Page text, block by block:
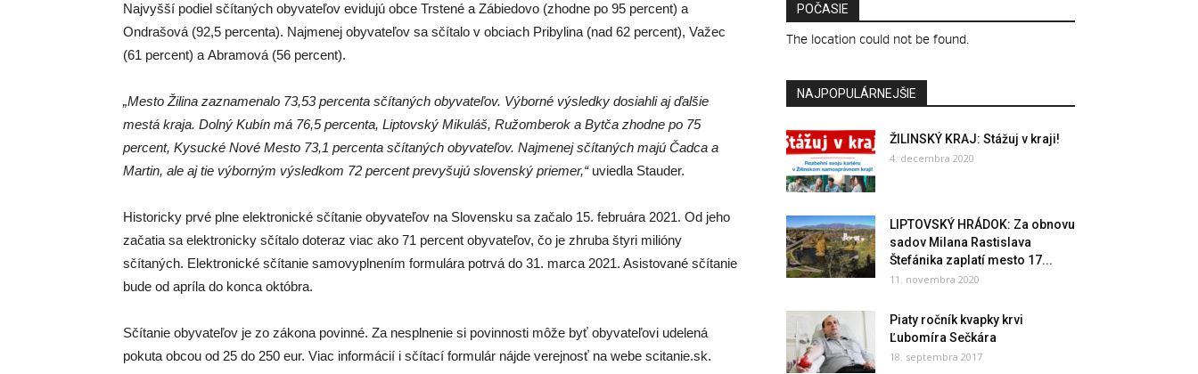
Najvyšší podiel sčítaných obyvateľov evidujú obce Trstené a Zábiedovo (zhodne po 95 percent) a
Ondrašová (92,5 percenta). Najmenej obyvateľov sa sčítalo v obciach Pribylina (nad 62 percent), Važec
(61 percent) a Abramová (56 percent).
„Mesto Žilina zaznamenalo 73,53 percenta sčítaných obyvateľov. Výborné výsledky dosiahli aj ďalšie
mestá kraja. Dolný Kubín má 76,5 percenta, Liptovský Mikuláš, Ružomberok a Bytča zhodne po 75
percent, Kysucké Nové Mesto 73,1 percenta sčítaných obyvateľov. Najmenej sčítaných majú Čadca a
Martin, ale aj tie výborným výsledkom 72 percent prevyšujú slovenský priemer,“uviedla Stauder.
Historicky prvé plne elektronické sčítanie obyvateľov na Slovensku sa začalo 15. februára 2021. Od jeho
začatia sa elektronicky sčítalo doteraz viac ako 71 percent obyvateľov, čo je zhruba štyri milióny
sčítaných. Elektronické sčítanie samovyplnením formulára potrvá do 31. marca 2021. Asistované sčítanie
bude od apríla do konca októbra.
Sčítanie obyvateľov je zo zákona povinné. Za nesplnenie si povinnosti môže byť obyvateľovi udelená
pokuta obcou od 25 do 250 eur. Viac informácií i sčítací formulár nájde verejnosť na webe scitanie.sk.
POČASIE
The location could not be found.
NAJPOPULÁRNEJŠIE
ŽILINSKÝ KRAJ: Stážuj v kraji!
4. decembra 2020
LIPTOVSKÝ HRÁDOK: Za obnovu
sadov Milana Rastislava
Štefánika zaplatí mesto 17...
11. novembra 2020
Piaty ročník kvapky krvi
Ľubomíra Sečkára
18. septembra 2017